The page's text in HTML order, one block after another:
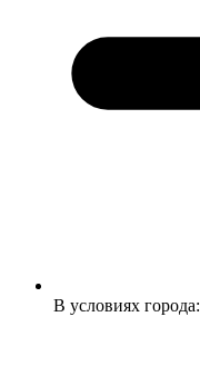
В условиях города: